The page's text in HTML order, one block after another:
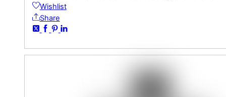
Wishlist
Share